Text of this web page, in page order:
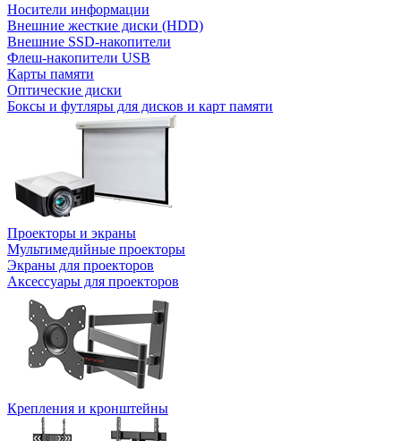
Носители информации
Внешние жесткие диски (HDD)
Внешние SSD-накопители
Флеш-накопители USB
Карты памяти
Оптические диски
Боксы и футляры для дисков и карт памяти
Проекторы и экраны
Мультимедийные проекторы
Экраны для проекторов
Аксессуары для проекторов
Крепления и кронштейны